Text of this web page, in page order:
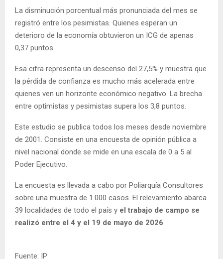
La disminución porcentual más pronunciada del mes se
registró entre los pesimistas. Quienes esperan un
deterioro de la economía obtuvieron un ICG de apenas
0,37 puntos.
Esa cifra representa un descenso del 27,5% y muestra que
la pérdida de confianza es mucho más acelerada entre
quienes ven un horizonte económico negativo. La brecha
entre optimistas y pesimistas supera los 3,8 puntos.
Este estudio se publica todos los meses desde noviembre
de 2001. Consiste en una encuesta de opinión pública a
nivel nacional donde se mide en una escala de 0 a 5 al
Poder Ejecutivo.
La encuesta es llevada a cabo por Poliarquía Consultores
sobre una muestra de 1.000 casos. El relevamiento abarca
39 localidades de todo el país y el trabajo de campo se
realizó entre el 4 y el 19 de mayo de 2026
Fuente: IP